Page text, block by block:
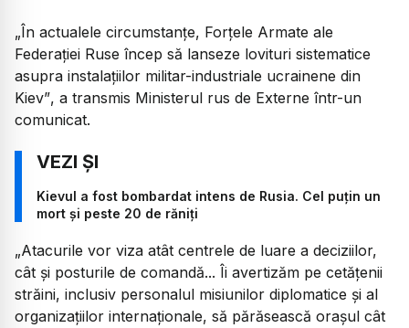
„În actualele circumstanțe, Forțele Armate ale
Federației Ruse încep să lanseze lovituri sistematice
asupra instalațiilor militar-industriale ucrainene din
Kiev”, a transmis Ministerul rus de Externe într-un
comunicat.
Kievul a fost bombardat intens de Rusia. Cel puțin un
mort și peste 20 de răniți
„Atacurile vor viza atât centrele de luare a deciziilor,
cât și posturile de comandă... Îi avertizăm pe cetățenii
străini, inclusiv personalul misiunilor diplomatice și al
organizațiilor internaționale, să părăsească orașul cât